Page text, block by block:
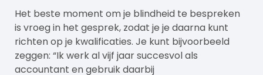
Het beste moment om je blindheid te bespreken
is vroeg in het gesprek, zodat je je daarna kunt
richten op je kwalificaties. Je kunt bijvoorbeeld
zeggen: “Ik werk al vijf jaar succesvol als
accountant en gebruik daarbij